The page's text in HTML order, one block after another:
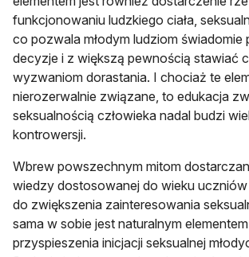
funkcjonowaniu ludzkiego ciała,
co pozwala młodym ludziom świadomie
decyzje i z większą pewnością stawiać
wyzwaniom dorastania. I chociaż te
nierozerwalnie związane, to edukacja
seksualnością człowieka nadal budzi
kontrowersji.
Wbrew powszechnym mitom
wiedzy dostosowanej do wieku
do zwiększenia zainteresowania
sama w sobie jest naturalnym
przyspieszenia inicjacji seksualnej